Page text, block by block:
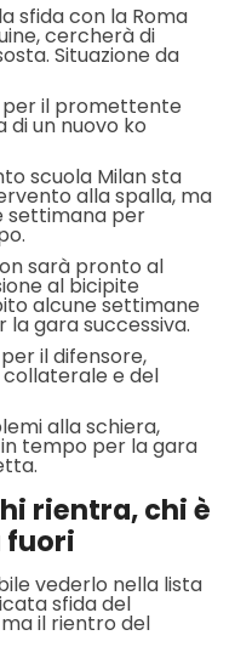
sfida con la Roma
cercherà di
Situazione da
per il promettente
un nuovo ko
scuola Milan sta
alla spalla, ma
settimana per
sarà pronto al
al bicipite
alcune settimane
la gara successiva.
il difensore,
e del
alla schiera,
tempo per la gara
rientra, chi è
fuori
vederlo nella lista
sfida del
il rientro del